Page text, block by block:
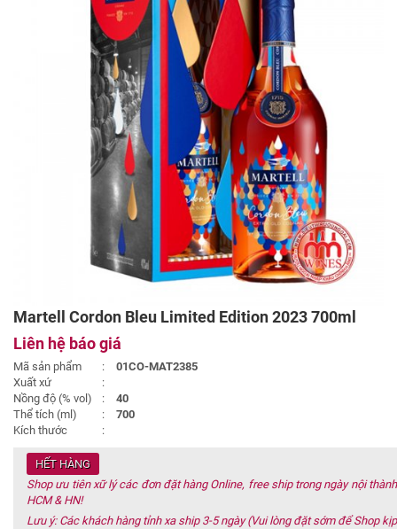
Martell Cordon Bleu Limited Edition 2023 700ml
Liên hệ báo giá
Mã sản phẩm :
01CO-MAT2385
Xuất xứ
:
Nồng độ (% vol)
:
40
Thể tích (ml)
:
700
Kích thước
:
HẾT HÀNG
Shop ưu tiên xữ lý các đơn đặt hàng Online, free ship trong ngày nội thành
HCM & HN!
Lưu ý: Các khách hàng tỉnh xa ship 3-5 ngày (Vui lòng đặt sớm để Shop kịp